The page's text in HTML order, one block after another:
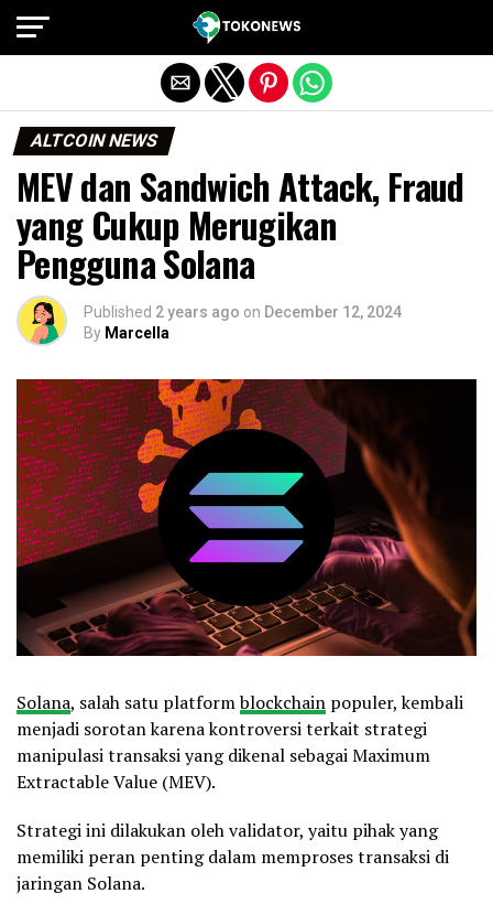
ALTCOIN NEWS
MEV dan Sandwich Attack, Fraud
yang Cukup Merugikan
Pengguna Solana
Published 2 years ago on December 12, 2024
By Marcella
Solana, salah satu platformblockchain populer, kembali
menjadi sorotan karena kontroversi terkait strategi
manipulasi transaksi yang dikenal sebagai Maximum
Extractable Value (MEV).
Strategi ini dilakukan oleh validator, yaitu pihak yang
memiliki peran penting dalam memproses transaksi di
jaringan Solana.
Exit mobile version